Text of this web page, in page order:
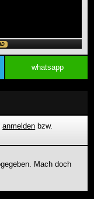
whatsapp
anmelden bzw.
Mach doch